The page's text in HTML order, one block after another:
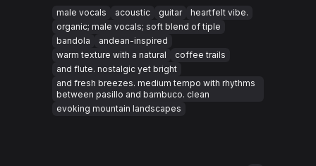
male vocals
acoustic guitar
heartfelt vibe.
organic; male vocals; soft blend of tiple
bandola
andean-inspired
warm texture with a natural
coffee trails
and flute. nostalgic yet bright
and fresh breezes. medium tempo with rhythms
between pasillo and bambuco. clean
evoking mountain landscapes